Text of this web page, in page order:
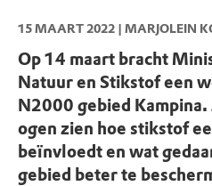
15 MAART 2022 | MARJOLEIN
Op 14 maart bracht
Natuur en Stikstof een
N2000 gebied
ogen zien hoe stikstof
beïnvloedt en wat
gebied beter te